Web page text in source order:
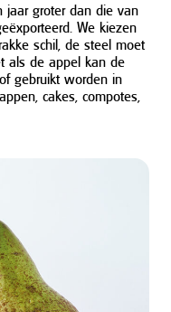
jaar groter dan die van
We kiezen
schil, de steel moet
als de appel kan de
gebruikt worden in
cakes, compotes,